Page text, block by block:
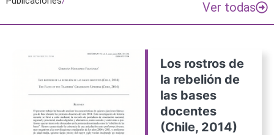
Ver todas
Los rostros de
la rebelión de
las bases
docentes
(Chile, 2014)